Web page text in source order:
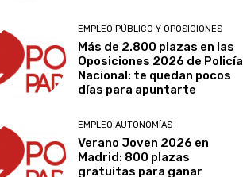
EMPLEO PÚBLICO Y OPOSICIONES
Más de 2.800 plazas en las
Oposiciones 2026 de Policía
Nacional: te quedan pocos
días para apuntarte
EMPLEO AUTONOMÍAS
Verano Joven 2026 en
Madrid: 800 plazas
gratuitas para ganar